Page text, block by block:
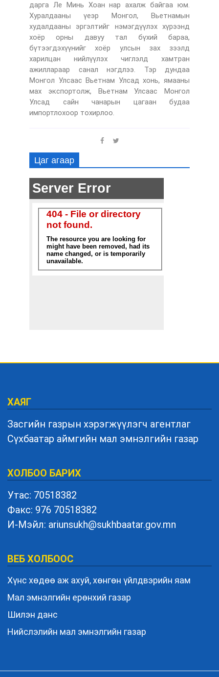
дарга Ле Минь Хоан нар ахалж байгаа юм.
Хуралдааны үеэр Монгол, Вьетнамын
худалдааны эргэлтийг нэмэгдүүлэх хүрээнд
хоёр орны давуу тал бүхий бараа,
бүтээгдэхүүнийг хоёр улсын зах зээлд
харилцан нийлүүлэх чиглэлд хамтран
ажиллараар санал нэгдлээ. Тэр дундаа
Монгол Улсаас Вьетнам Улсад хонь, ямааны
мах экспортолж, Вьетнам Улсаас Монгол
Улсад сайн чанарын цагаан будаа
импортлохоор тохирлоо.
Цаг агаар
ХАЯГ
Засгийн газрын хэрэгжүүлэгч агентлаг
Сүхбаатар аймгийн мал эмнэлгийн газар
ХОЛБОО БАРИХ
Утас: 70518382
Факс: 976 70518382
И-Мэйл: ariunsukh@sukhbaatar.gov.mn
ВЕБ ХОЛБООС
Хүнс хөдөө аж ахуй, хөнгөн үйлдвэрийн яам
Мал эмнэлгийн ерөнхий газар
Шилэн данс
Нийслэлийн мал эмнэлгийн газар